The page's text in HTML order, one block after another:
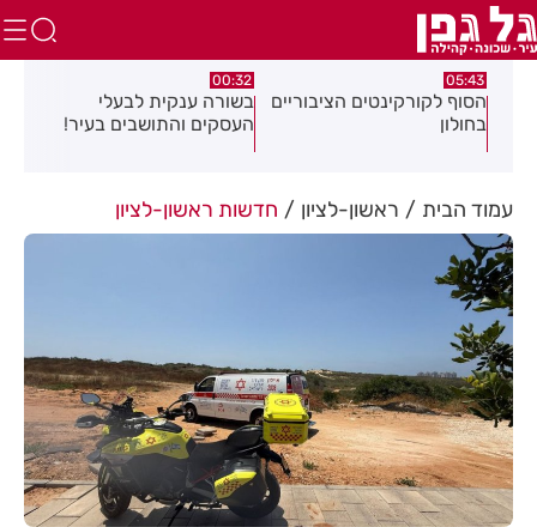
05:43
הסוף לקורקינטים הציבוריים
בחולון
00:32
בשורה ענקית לבעלי
העסקים והתושבים בעיר!
עמוד הבית ראשון-לציון חדשות ראשון-לציון